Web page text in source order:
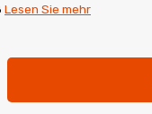
Lesen Sie mehr